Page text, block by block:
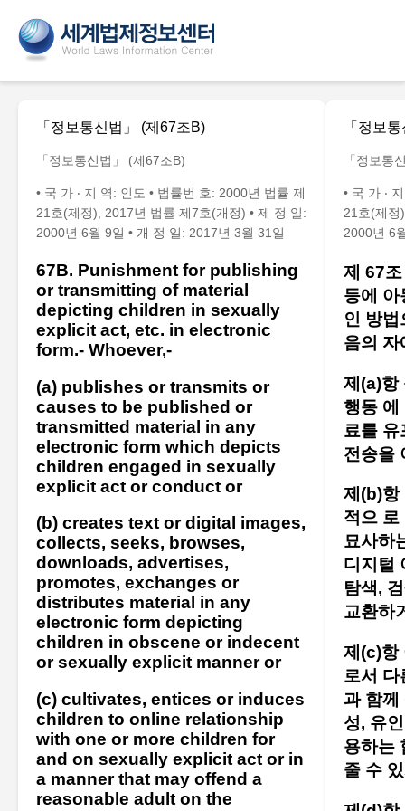
「정보통신법」 (제67조B)
「정보통신법」 (제67조B)
• 국 가 ‧ 지 역: 인도 • 법률번 호: 2000년 법률 제
21호(제정), 2017년 법률 제7호(개정) • 제 정 일:
2000년 6월 9일 • 개 정 일: 2017년 3월 31일
67B. Punishment for publishing
or transmitting of material
depicting children in sexually
explicit act, etc. in electronic
form.- Whoever,-
(a) publishes or transmits or
causes to be published or
transmitted material in any
electronic form which depicts
children engaged in sexually
explicit act or conduct or
(b) creates text or digital images,
collects, seeks, browses,
downloads, advertises,
promotes, exchanges or
distributes material in any
electronic form depicting
children in obscene or indecent
or sexually explicit manner or
(c) cultivates, entices or induces
children to online relationship
with one or more children for
and on sexually explicit act or in
a manner that may offend a
reasonable adult on the
「정보
「정보통
• 국 가 ‧
21호(제정
2000년 6
제 67
등에 아
인 방
음의 자
제(a)항
행동 에
료를
전송을
제(b)항
적으 로
묘사하
디지털
탐색,
교환하
제(c)항
로서 다
과 함께
성, 유
용하는
줄 수